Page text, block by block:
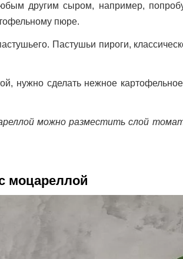
другим сыром, например,
пюре.
Пастушьи пироги,
нужно сделать нежное
можно разместить слой
моцареллой